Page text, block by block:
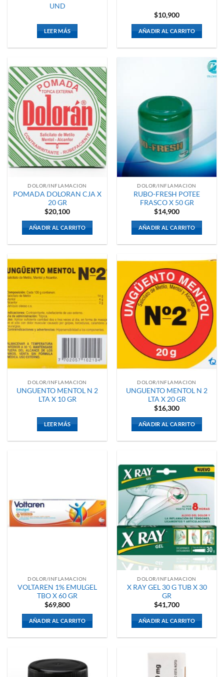
UND
LEER MÁS
$10,900
AÑADIR AL CARRITO
DOLOR/INFLAMACION
POMADA DOLORAN CJA X
20 GR
$20,100
AÑADIR AL CARRITO
DOLOR/INFLAMACION
RUBO-FRESH POTEE
FRASCO X 50 GR
$14,900
AÑADIR AL CARRITO
DOLOR/INFLAMACION
UNGUENTO MENTOL N 2
LTA X 10 GR
LEER MÁS
DOLOR/INFLAMACION
UNGUENTO MENTOL N 2
LTA X 20 GR
$16,300
AÑADIR AL CARRITO
DOLOR/INFLAMACION
VOLTAREN 1% EMULGEL
TBO X 60 GR
$69,800
AÑADIR AL CARRITO
DOLOR/INFLAMACION
X RAY GEL 30 G TUB X 30
GR
$41,700
AÑADIR AL CARRITO